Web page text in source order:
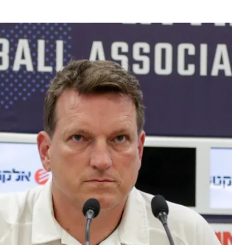
הפועל תל אביב
הפועל חיפה
הפועל באר שבע
מכבי נתניה
בני יהודה
ליגה סינית
ליגה
ליגות